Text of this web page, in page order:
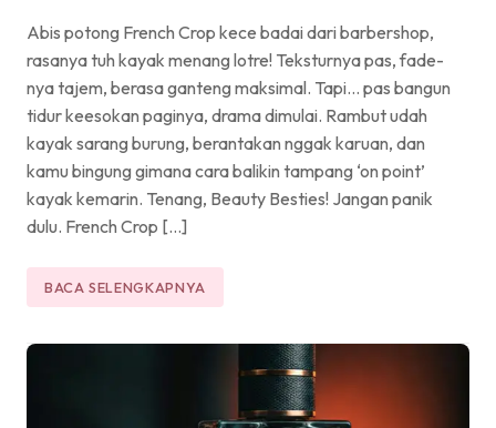
Abis potong French Crop kece badai dari barbershop,
rasanya tuh kayak menang lotre! Teksturnya pas, fade-
nya tajem, berasa ganteng maksimal. Tapi… pas bangun
tidur keesokan paginya, drama dimulai. Rambut udah
kayak sarang burung, berantakan nggak karuan, dan
kamu bingung gimana cara balikin tampang ‘on point’
kayak kemarin. Tenang, Beauty Besties! Jangan panik
dulu. French Crop […]
BACA SELENGKAPNYA